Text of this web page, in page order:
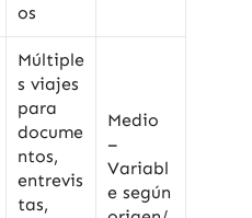
os
Múltiple
s viajes
para
docume
ntos,
entrevis
tas,
Medio
–
Variabl
e según